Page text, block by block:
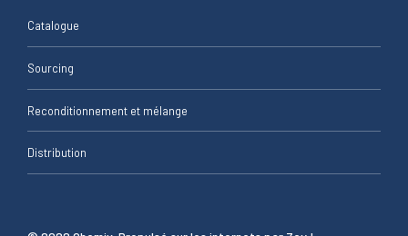
Catalogue
Sourcing
Reconditionnement et mélange
Distribution